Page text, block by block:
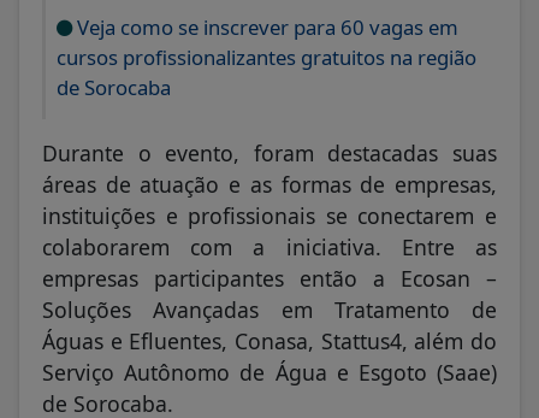
Veja como se inscrever para 60 vagas em
cursos profissionalizantes gratuitos na região
de Sorocaba
Durante o evento, foram destacadas suas
áreas de atuação e as formas de empresas,
instituições e profissionais se conectarem e
colaborarem com a iniciativa. Entre as
empresas participantes então a Ecosan –
Soluções Avançadas em Tratamento de
Águas e Efluentes, Conasa, Stattus4, além do
Serviço Autônomo de Água e Esgoto (Saae)
de Sorocaba.